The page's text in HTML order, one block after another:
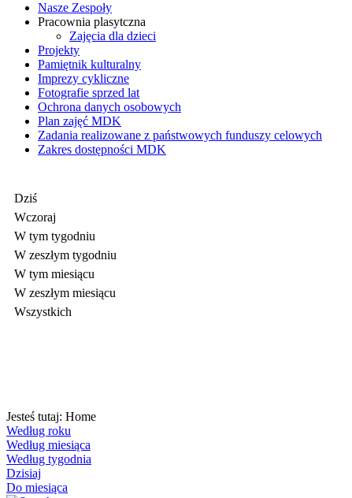
Nasze Zespoły
Pracownia plasytczna
Zajęcia dla dzieci
Projekty
Pamiętnik kulturalny
Imprezy cykliczne
Fotografie sprzed lat
Ochrona danych osobowych
Plan zajęć MDK
Zadania realizowane z państwowych funduszy celowych
Zakres dostępności MDK
Dziś
Wczoraj
W tym tygodniu
W zeszłym tygodniu
W tym miesiącu
W zeszłym miesiącu
Wszystkich
Jesteś tutaj: Home
Według roku
Według miesiąca
Według tygodnia
Dzisiaj
Do miesiąca